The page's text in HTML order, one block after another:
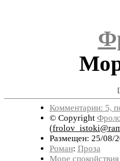
[
Комментарии: 5,
© Copyright
(
Размещен: 25/08/
Роман: Проза
Море спокойствия